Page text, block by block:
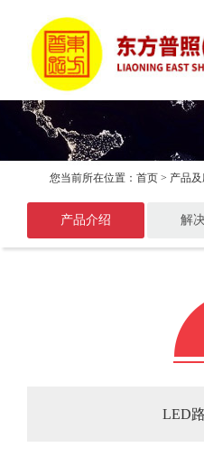
您当前所在位置： 首页 > 产品
产品介绍 解
LED路